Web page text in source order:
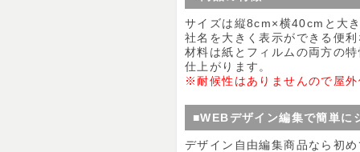
サイズは縦8cm×横40cmと大
社名を大きく表示ができる便
材料は紙とフィルムの両方の
仕上がります。
※耐候性はありませんので屋
■WEBデザイン編集で簡単に
デザイン自由編集商品なら初